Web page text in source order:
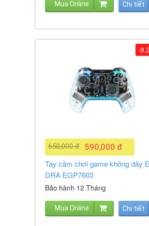
Mua Online Chi tiết
590,000 đ
650,000 đ
Tay cầm chơi game không dây
DRA EGP7603
Bảo hành 12 Tháng
Mua Online Chi tiết
-